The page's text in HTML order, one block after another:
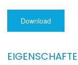
Download